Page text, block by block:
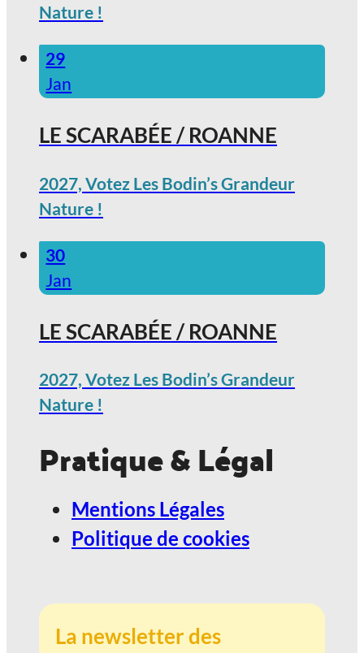
Nature !
29
Jan
LE SCARABÉE / ROANNE
2027, Votez Les Bodin’s Grandeur
Nature !
30
Jan
LE SCARABÉE / ROANNE
2027, Votez Les Bodin’s Grandeur
Nature !
Pratique & Légal
Mentions Légales
Politique de cookies
La newsletter des